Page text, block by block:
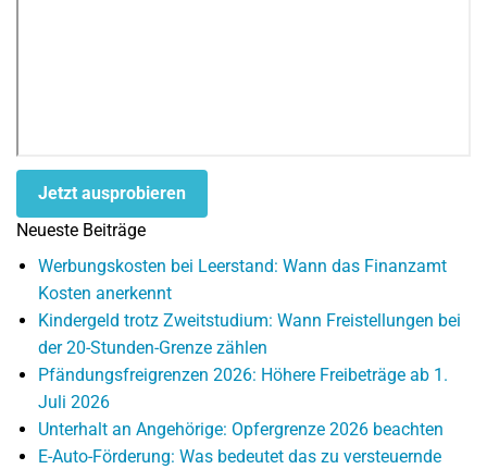
Jetzt ausprobieren
Neueste Beiträge
Werbungskosten bei Leerstand: Wann das Finanzamt
Kosten anerkennt
Kindergeld trotz Zweitstudium: Wann Freistellungen bei
der 20-Stunden-Grenze zählen
Pfändungsfreigrenzen 2026: Höhere Freibeträge ab 1.
Juli 2026
Unterhalt an Angehörige: Opfergrenze 2026 beachten
E-Auto-Förderung: Was bedeutet das zu versteuernde